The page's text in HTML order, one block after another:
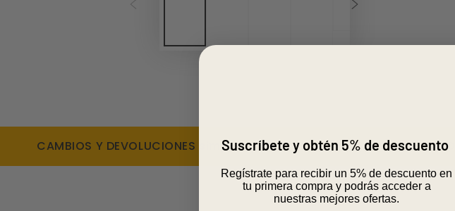
CAMBIOS Y DEVOLUCIONES simples y rápidas DESPACHO A TODO CHILE
Suscríbete y obtén 5% de descuento
Regístrate para recibir un 5% de descuento en
tu primera compra y podrás acceder a
nuestras mejores ofertas.